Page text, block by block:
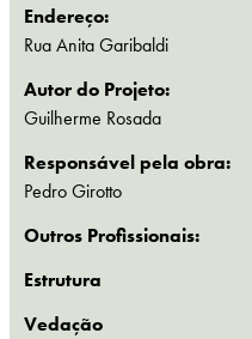
Endereço:
Rua Anita Garibaldi
Autor do Projeto:
Guilherme Rosada
Responsável pela obra:
Pedro Girotto
Outros Profissionais:
Estrutura
Vedação